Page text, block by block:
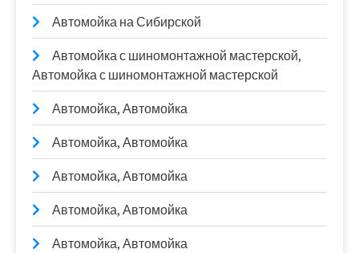
Автомойка на Сибирской
Автомойка с шиномонтажной мастерской,
Автомойка с шиномонтажной мастерской
Автомойка, Автомойка
Автомойка, Автомойка
Автомойка, Автомойка
Автомойка, Автомойка
Автомойка, Автомойка